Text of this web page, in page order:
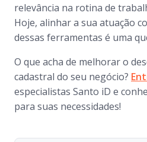
relevância na rotina de
Hoje, alinhar a sua atuação
dessas ferramentas é uma
O que acha de melhorar o
cadastral do seu negócio?
especialistas Santo iD e
para suas necessidades!